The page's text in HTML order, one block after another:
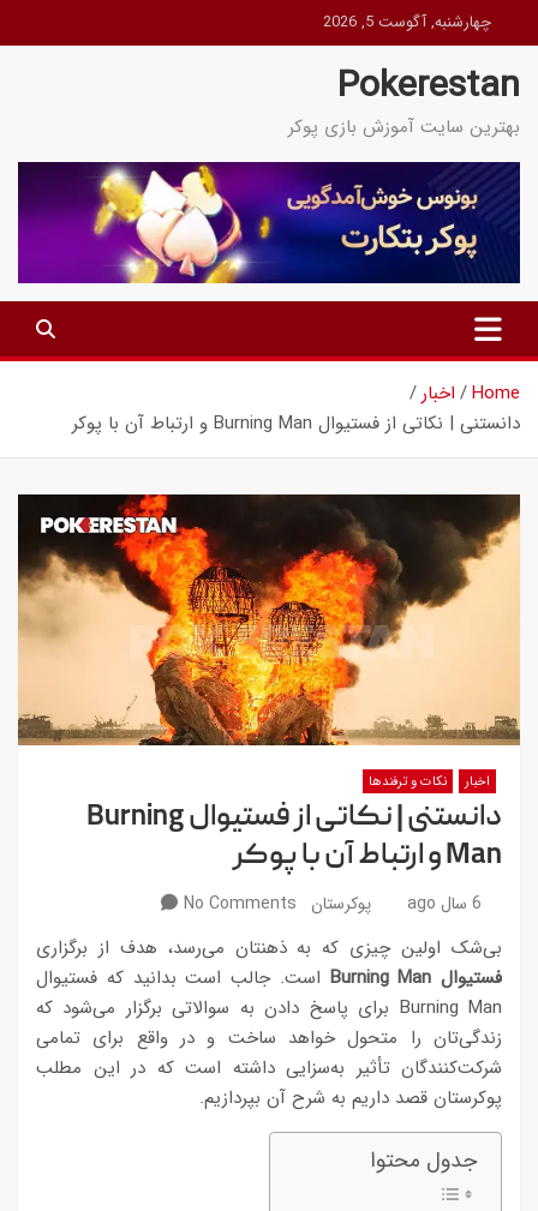
to
content
چهارشنبه, آگوست 5, 2026
Pokerestan
بهترین سایت آموزش بازی پوکر
Home
اخبار
دانستنی | نکاتی از فستیوال Burning Man و ارتباط آن با پوکر
اخبار نکات و ترفندها
دانستنی | نکاتی از فستیوال Burning
Man و ارتباط آن با پوکر
6 سال ago پوکرستان No Comments
بی‌شک اولین چیزی که به ذهنتان می‌رسد، هدف از برگزاری
فستیوال Burning Man
است. جالب است بدانید که فستیوال
Burning Man برای پاسخ دادن به سوالاتی برگزار می‌شود که
زندگی‌تان را متحول خواهد ساخت و در واقع برای تمامی
شرکت‌کنندگان تأثیر به‌سزایی داشته است که در این مطلب
پوکرستان قصد داریم به شرح آن بپردازیم.
جدول محتوا